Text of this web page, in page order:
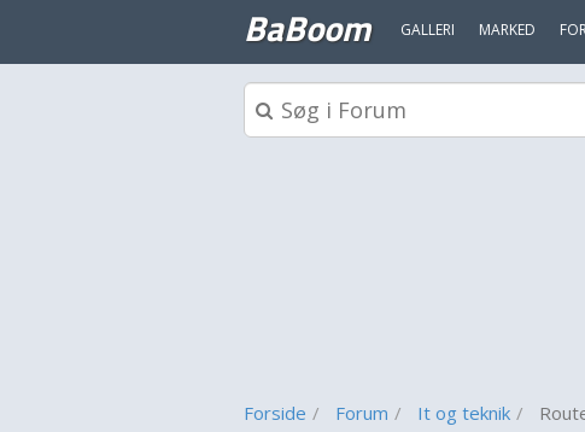
BaBoom GALLERI MARKED
Forside Forum It og teknik